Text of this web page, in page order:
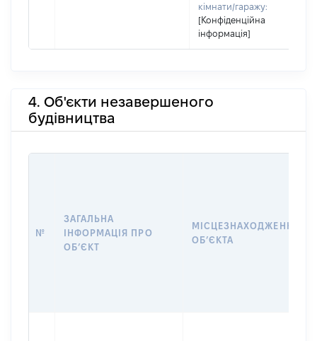
кімнати/гаражу:
[Конфіденційна
інформація]
4. Об'єкти незавершеного
будівництва
№
ЗАГАЛЬНА
ІНФОРМАЦІЯ ПРО
ОБʼЄКТ
МІСЦЕЗНАХОДЖЕННЯ
ОБʼЄКТА